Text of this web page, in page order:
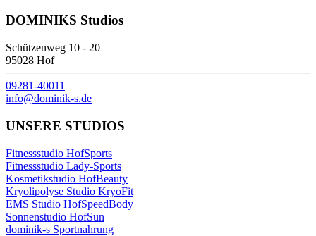
DOMINIKS Studios
Schützenweg 10 - 20
95028 Hof
09281-40011
info@dominik-s.de
UNSERE STUDIOS
Fitnessstudio HofSports
Fitnessstudio Lady-Sports
Kosmetikstudio HofBeauty
Kryolipolyse Studio KryoFit
EMS Studio HofSpeedBody
Sonnenstudio HofSun
dominik-s Sportnahrung